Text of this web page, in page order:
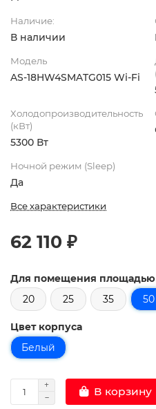
Наличие:
В наличии
Модель
AS-18HW4SMATG015 Wi-Fi
Холодопроизводительность
(кВт)
5300 Вт
Ночной режим (Sleep)
Да
Все характеристики
62 110 ₽
Для помещения площадью
20
25 35 50
Цвет корпуса
Белый
В корзину